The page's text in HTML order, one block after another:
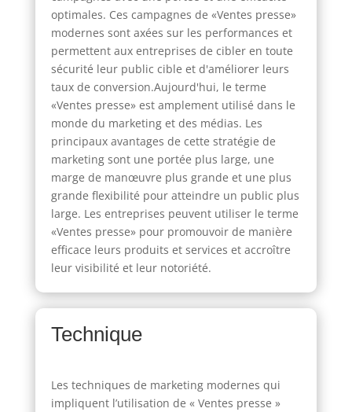
optimales. Ces campagnes de «Ventes presse»
modernes sont axées sur les performances et
permettent aux entreprises de cibler en toute
sécurité leur public cible et d'améliorer leurs
taux de conversion.Aujourd'hui, le terme
«Ventes presse» est amplement utilisé dans le
monde du marketing et des médias. Les
principaux avantages de cette stratégie de
marketing sont une portée plus large, une
marge de manœuvre plus grande et une plus
grande flexibilité pour atteindre un public plus
large. Les entreprises peuvent utiliser le terme
«Ventes presse» pour promouvoir de manière
efficace leurs produits et services et accroître
leur visibilité et leur notoriété.
Technique
Les techniques de marketing modernes qui
impliquent l’utilisation de « Ventes presse »